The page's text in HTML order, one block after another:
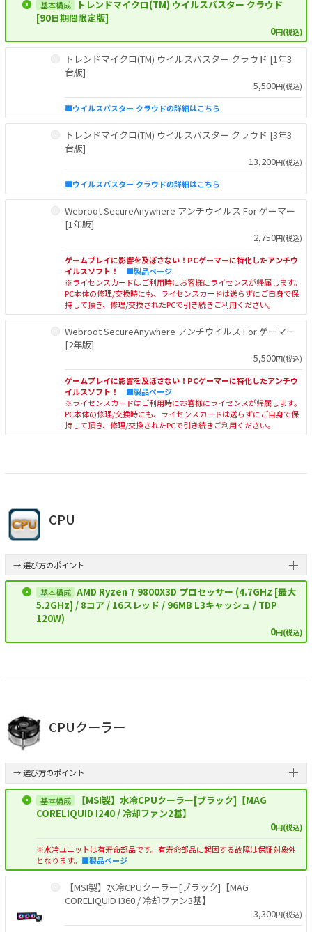
トレンドマイクロ(TM) ウイルスバスター クラウド
[90日期間限定版]
0円(税込)
トレンドマイクロ(TM) ウイルスバスター クラウド [1年3
台版]
5,500円(税込)
■ウイルスバスター クラウドの詳細はこちら
トレンドマイクロ(TM) ウイルスバスター クラウド [3年3
台版]
13,200円(税込)
■ウイルスバスター クラウドの詳細はこちら
Webroot SecureAnywhere アンチウイルス For ゲーマー
[1年版]
2,750円(税込)
ゲームプレイに影響を及ぼさない！PCゲーマーに特化したアンチウ
イルスソフト！
■製品ページ
※ライセンスカードはご利用時にお客様にライセンスが帰属します。
PC本体の修理/交換時にも、ライセンスカードは送らずにご自身で保
持して頂き、修理/交換されたPCで引き続きご利用ください。
Webroot SecureAnywhere アンチウイルス For ゲーマー
[2年版]
5,500円(税込)
ゲームプレイに影響を及ぼさない！PCゲーマーに特化したアンチウ
イルスソフト！
■製品ページ
※ライセンスカードはご利用時にお客様にライセンスが帰属します。
PC本体の修理/交換時にも、ライセンスカードは送らずにご自身で保
持して頂き、修理/交換されたPCで引き続きご利用ください。
CPU
→ 選び方のポイント
AMD Ryzen 7 9800X3D プロセッサー (4.7GHz [最大
5.2GHz] / 8コア / 16スレッド / 96MB L3キャッシュ / TDP
120W)
0円(税込)
CPUクーラー
→ 選び方のポイント
【MSI製】水冷CPUクーラー[ブラック]【MAG
CORELIQUID I240 / 冷却ファン2基】
0円(税込)
※水冷ユニットは有寿命部品です。有寿命部品に起因する故障は保証対象外
となります。 ■製品ページ
【MSI製】水冷CPUクーラー[ブラック]【MAG
CORELIQUID I360 / 冷却ファン3基】
3,300円(税込)